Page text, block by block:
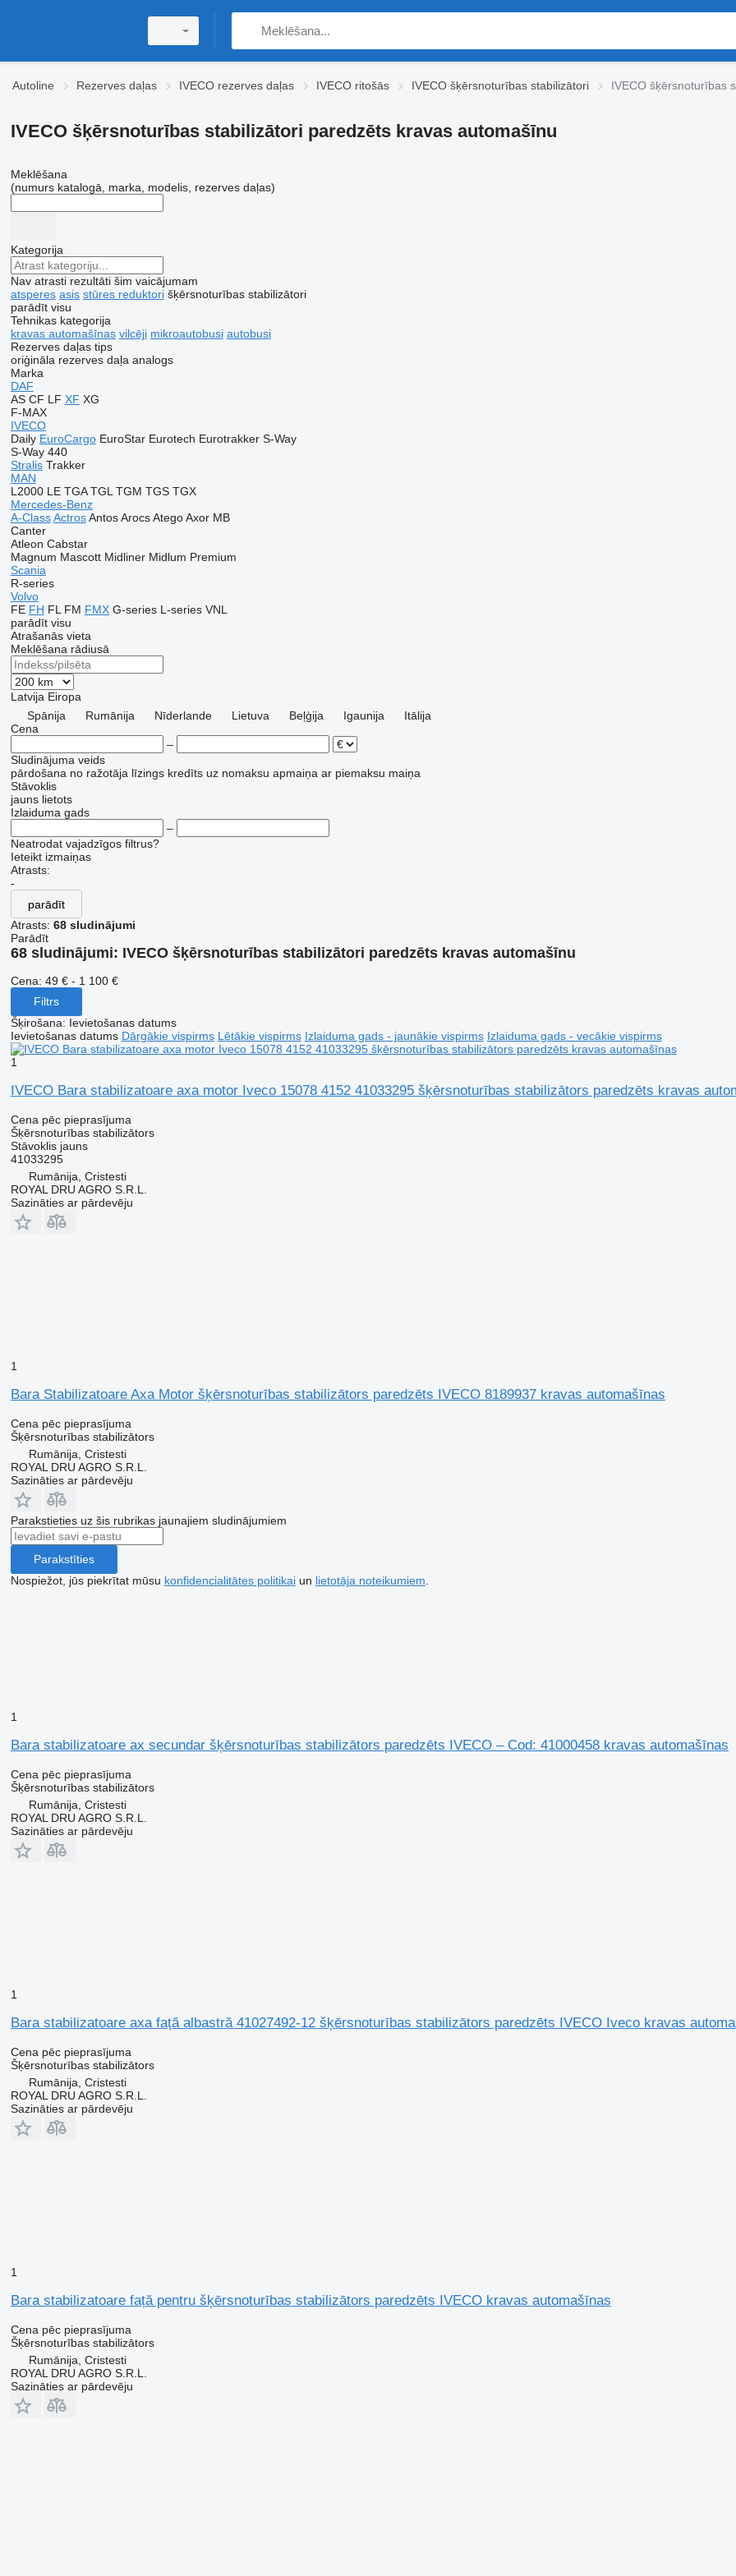
Autoline Rezerves daļas IVECO rezerves daļas IVECO ritošās IVECO šķērsnoturības stabilizātori IVECO šķērsnoturības
IVECO šķērsnoturības stabilizātori paredzēts kravas automašīnu
Meklēšana
(numurs katalogā, marka, modelis, rezerves daļas)
Kategorija
Nav atrasti rezultāti šim vaicājumam
atsperes asis stūres reduktori šķērsnoturības stabilizātori
parādīt visu
Tehnikas kategorija
kravas automašīnas vilcēji mikroautobusi autobusi
Rezerves daļas tips
oriģināla rezerves daļa analogs
Marka
DAF
AS CF LF XF XG
F-MAX
IVECO
Daily EuroCargo EuroStar Eurotech Eurotrakker S-Way
S-Way 440
Stralis Trakker
MAN
L2000 LE TGA TGL TGM TGS TGX
Mercedes-Benz
A-Class Actros Antos Arocs Atego Axor MB
Canter
Atleon Cabstar
Magnum Mascott Midliner Midlum Premium
Scania
R-series
Volvo
FE FH FL FM FMX G-series L-series VNL
parādīt visu
Atrašanās vieta
Meklēšana rādiusā
Latvija Eiropa
Spānija
Rumānija Nīderlande Lietuva Beļģija Igaunija
Itālija
Cena
–
Sludinājuma veids
pārdošana no ražotāja līzings kredīts uz nomaksu apmaiņa ar piemaksu maiņa
Stāvoklis
jauns lietots
Izlaiduma gads
–
Neatrodat vajadzīgos filtrus?
Ieteikt izmaiņas
Atrasts:
-
parādīt
Atrasts: 68 sludinājumi
Parādīt
68 sludinājumi: IVECO šķērsnoturības stabilizātori paredzēts kravas automašīnu
Cena: 49 € - 1 100 €
Filtrs
Šķirošana: Ievietošanas datums
Ievietošanas datums Dārgākie vispirms Lētākie vispirms Izlaiduma gads - jaunākie vispirms Izlaiduma gads - vecākie vispirms
1
IVECO Bara stabilizatoare axa motor Iveco 15078 4152 41033295 šķērsnoturības stabilizātors paredzēts kravas
Cena pēc pieprasījuma
Šķērsnoturības stabilizātors
Stāvoklisjauns
41033295
Rumānija, Cristesti
ROYAL DRU AGRO S.R.L.
Sazināties ar pārdevēju
1
Bara Stabilizatoare Axa Motor šķērsnoturības stabilizātors paredzēts IVECO 8189937 kravas automašīnas
Cena pēc pieprasījuma
Šķērsnoturības stabilizātors
Rumānija, Cristesti
ROYAL DRU AGRO S.R.L.
Sazināties ar pārdevēju
Parakstieties uz šis rubrikas jaunajiem sludinājumiem
Parakstīties
Nospiežot, jūs piekrītat mūsu konfidencialitātes politikaiun lietotāja noteikumiem
1
Bara stabilizatoare ax secundar šķērsnoturības stabilizātors paredzēts IVECO – Cod: 41000458 kravas automašīnas
Cena pēc pieprasījuma
Šķērsnoturības stabilizātors
Rumānija, Cristesti
ROYAL DRU AGRO S.R.L.
Sazināties ar pārdevēju
1
Bara stabilizatoare axa față albastră 41027492-12 šķērsnoturības stabilizātors paredzēts IVECO Iveco kravas
Cena pēc pieprasījuma
Šķērsnoturības stabilizātors
Rumānija, Cristesti
ROYAL DRU AGRO S.R.L.
Sazināties ar pārdevēju
1
Bara stabilizatoare față pentru šķērsnoturības stabilizātors paredzēts IVECO kravas automašīnas
Cena pēc pieprasījuma
Šķērsnoturības stabilizātors
Rumānija, Cristesti
ROYAL DRU AGRO S.R.L.
Sazināties ar pārdevēju